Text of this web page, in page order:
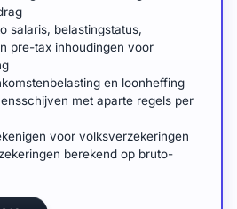
salaris, belastingstatus,
pre-tax inhoudingen voor
en loonheffing
met aparte regels per
voor volksverzekeringen
berekend op bruto-